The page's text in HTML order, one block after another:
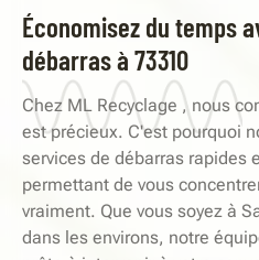
Économisez du temps
débarras à 73310
Chez ML Recyclage , nous
est précieux. C'est pourquoi
services de débarras rapides
permettant de vous
vraiment. Que vous soyez à
dans les environs, notre